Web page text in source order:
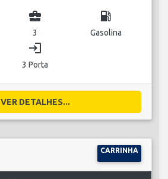
business_center
3
local_gas_station
Gasolina
login
3 Porta
VER DETALHES...
CARRINHA